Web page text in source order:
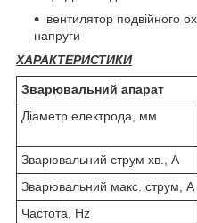
вентилятор подвійного
напруги
ХАРАКТЕРИСТИКИ
Зварювальний апарат
Діаметр електрода, мм
Зварювальний струм хв., А
Зварювальний макс. струм, А
Частота, Hz